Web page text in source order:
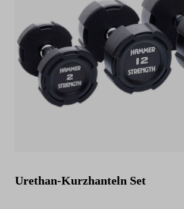
Urethan-Kurzhanteln Set